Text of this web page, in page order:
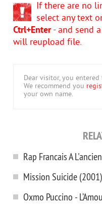
If there are no
select any text
Ctrl+Enter- and send
will reupload file.
Dear visitor, you
We recommend you
your own name.
Rap Francais A
Mission Suicide (2001)
Oxmo Puccino -